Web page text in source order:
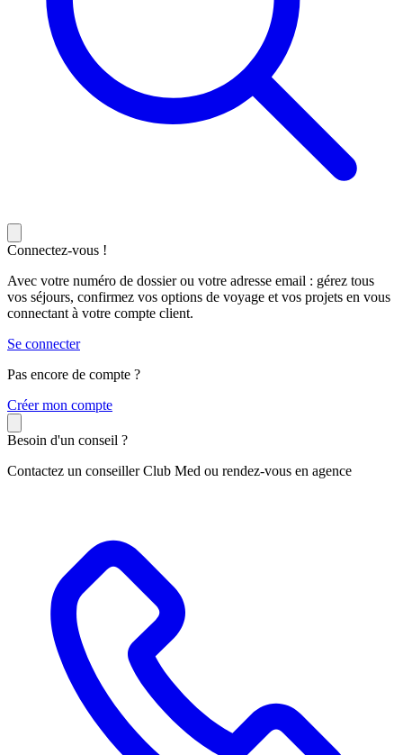
Connectez-vous !
Avec votre numéro de dossier ou votre adresse email : gérez tous
vos séjours, confirmez vos options de voyage et vos projets en vous
connectant à votre compte client.
Se connecter
Pas encore de compte ?
Créer mon compte
Besoin d'un conseil ?
Contactez un conseiller Club Med ou rendez-vous en agence